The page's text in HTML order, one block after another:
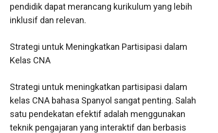
pendidik dapat merancang kurikulum yang lebih
inklusif dan relevan.
Strategi untuk Meningkatkan Partisipasi dalam
Kelas CNA
Strategi untuk meningkatkan partisipasi dalam
kelas CNA bahasa Spanyol sangat penting. Salah
satu pendekatan efektif adalah menggunakan
teknik pengajaran yang interaktif dan berbasis